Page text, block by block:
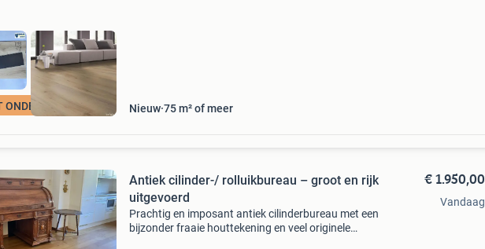
ONDERVLOER Nieuw 75 m² of meer
Antiek cilinder-/ rolluikbureau – groot en rijk
uitgevoerd
Prachtig en imposant antiek cilinderbureau met een
bijzonder fraaie houttekening en veel originele
€ 1.950,00
Vandaag